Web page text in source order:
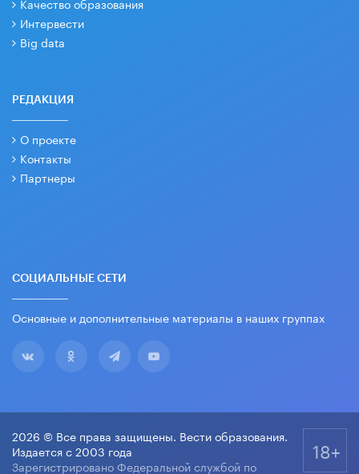
Интервести
Big data
РЕДАКЦИЯ
О проекте
Контакты
Партнеры
СОЦИАЛЬНЫЕ СЕТИ
Основные и дополнительные материалы в наших группах
2026 © Все права защищены. Вести образования.
Издается с 2003 года
Зарегистрировано Федеральной службой по
18+